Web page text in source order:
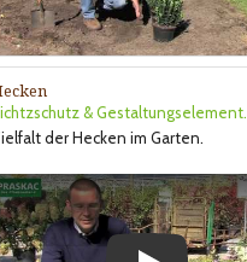
& Gestaltungselement.
der Hecken im Garten.